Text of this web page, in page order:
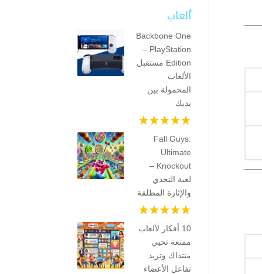
ألعاب
Backbone One
– PlayStation
Edition مستقبل
الألعاب
المحمولة بين
يديك
Fall Guys:
Ultimate
Knockout –
لعبة التحدي
والإثارة المطلقة
10 أفكار لألعاب
ممتعة تحيي
منتداك وتزيد
تفاعل الأعضاء